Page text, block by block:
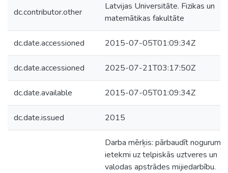
dc.contributor.other
Latvijas Universitāte. Fizikas un
matemātikas fakultāte
dc.date.accessioned 2015-07-05T01:09:34Z
dc.date.accessioned 2025-07-21T03:17:50Z
dc.date.available 2015-07-05T01:09:34Z
dc.date.issued 2015
Darba mērķis: pārbaudīt noguruma
ietekmi uz telpiskās uztveres un
valodas apstrādes mijiedarbību.